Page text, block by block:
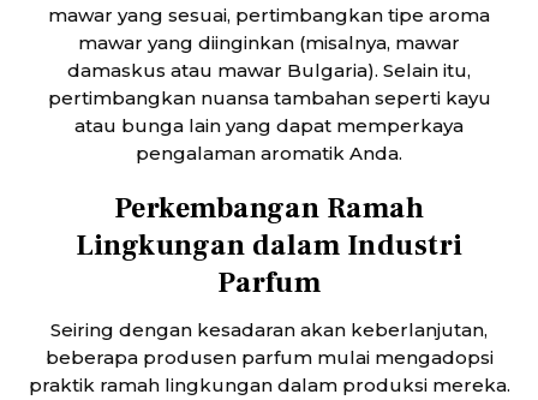
mawar yang sesuai, pertimbangkan tipe aroma
mawar yang diinginkan (misalnya, mawar
damaskus atau mawar Bulgaria). Selain itu,
pertimbangkan nuansa tambahan seperti kayu
atau bunga lain yang dapat memperkaya
pengalaman aromatik Anda.
Perkembangan Ramah
Lingkungan dalam Industri
Parfum
Seiring dengan kesadaran akan keberlanjutan,
beberapa produsen parfum mulai mengadopsi
praktik ramah lingkungan dalam produksi mereka.